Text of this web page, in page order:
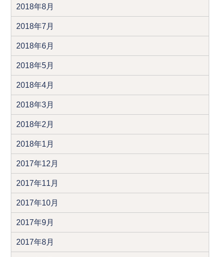
2018年8月
2018年7月
2018年6月
2018年5月
2018年4月
2018年3月
2018年2月
2018年1月
2017年12月
2017年11月
2017年10月
2017年9月
2017年8月